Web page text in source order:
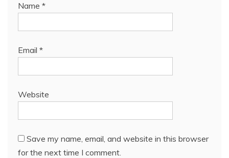
Name *
Email *
Website
Save my name, email, and website in this browser
for the next time I comment.